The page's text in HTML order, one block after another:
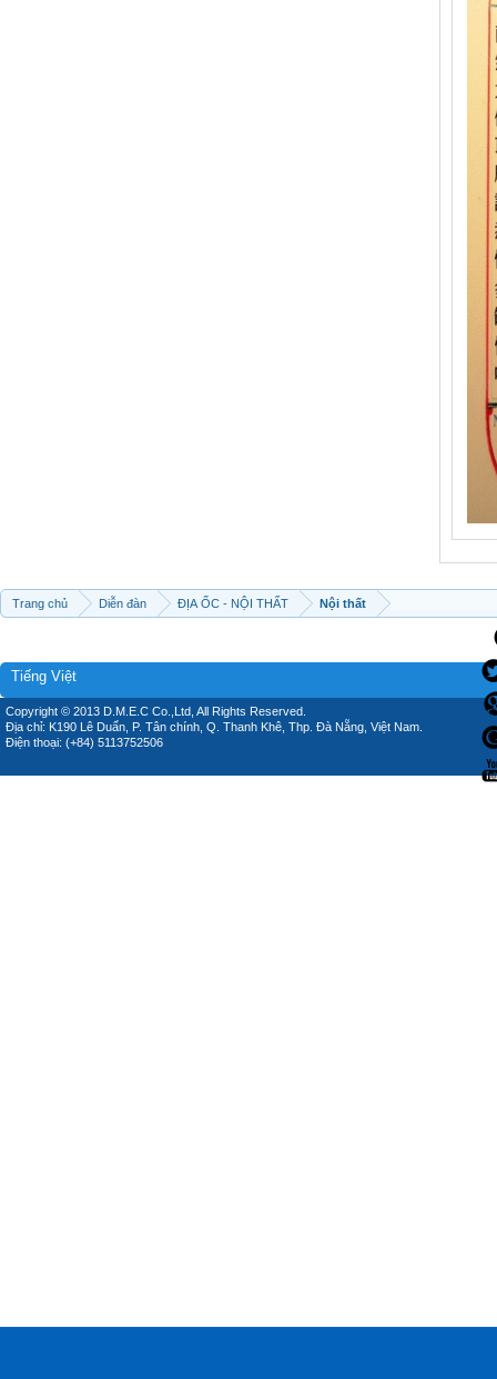
Trang chủ Diễn đàn ĐỊA ỐC - NỘI THẤT Nội thất
Tiếng Việt
Copyright © 2013 D.M.E.C Co.,Ltd, All Rights Reserved.
Địa chỉ: K190 Lê Duẩn, P. Tân chính, Q. Thanh Khê, Thp. Đà Nẵng, Việt Nam.
Điện thoại: (+84) 5113752506